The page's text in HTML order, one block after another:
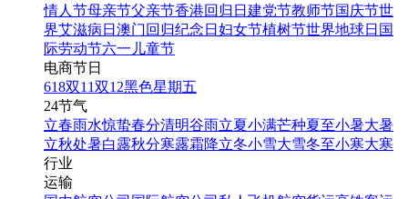
情人节母亲节父亲节香港回归日 建党节教师节国庆节世
界艾滋病日 澳门回归纪念日 妇女节植树节世界地球日 国
际劳动节六一儿童节
电商节日
618双11双12黑色星期五
24节气
立春雨水惊蛰春分清明谷雨立夏小满芒种夏至小暑大暑
立秋处暑白露秋分寒露霜降立冬小雪大雪冬至小寒大寒
行业
运输